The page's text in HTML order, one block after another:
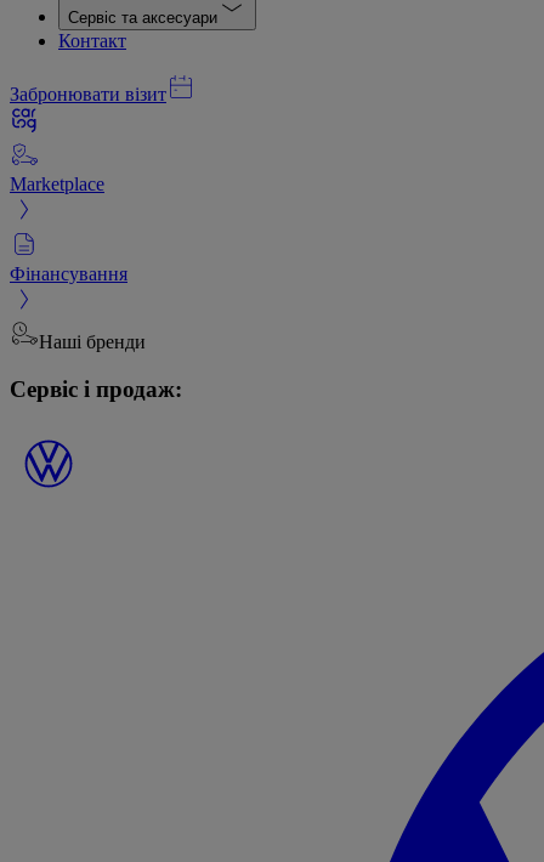
Сервіс та аксесуари
Контакт
Забронювати візит
Marketplace
Фінансування
Наші бренди
Сервіс і продаж: